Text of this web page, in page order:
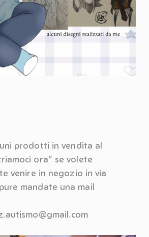
prodotti in vendita al
ora” se volete
venire in negozio in via
mandate una mail